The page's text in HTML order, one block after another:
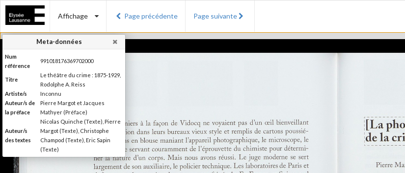
Affichage Page précédente Page suivante
Meta-données
Num
référence
991018176369702000
Titre
Le théâtre du crime : 1875-1929,
Rodolphe A. Reiss
Artiste/s
Inconnu
Auteur/s de
la préface
Pierre Margot et Jacques
Mathyer (Préface)
Auteur/s
des textes
Nicolas Quinche (Texte), Pierre
Margot (Texte), Christophe
Champod (Texte), Eric Sapin
(Texte)
Editeur
Presses polytechniques et
universitaires romandes